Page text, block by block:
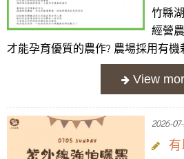
竹縣
經營
才能孕育優質的農作? 農場採用有機
2026-